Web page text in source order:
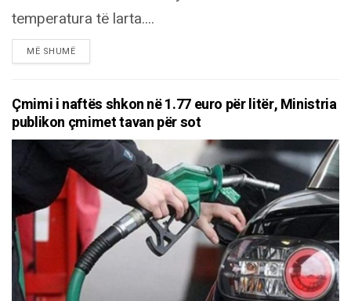
temperatura të larta....
MË SHUMËDETAILS
Çmimi i naftës shkon në 1.77 euro për litër, Ministria
publikon çmimet tavan për sot